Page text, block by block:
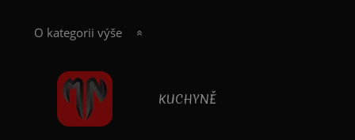
O kategorii výše
KUCHYNĚ